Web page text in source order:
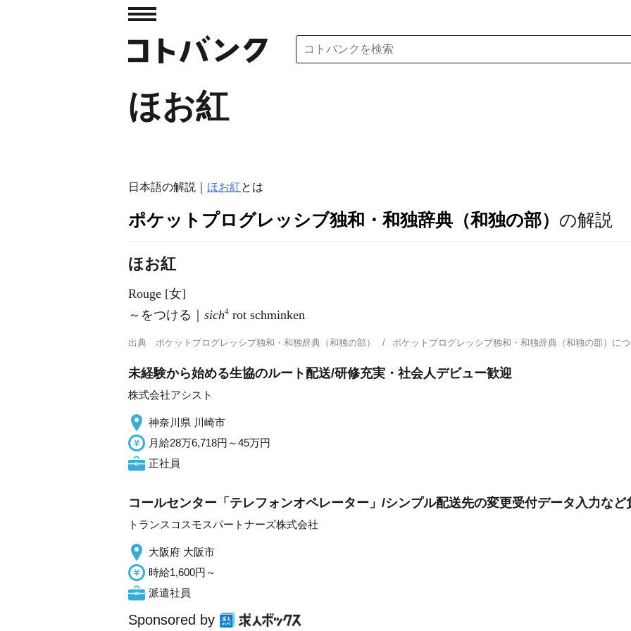
ほお紅
日本語の解説｜ ほお紅とは
ポケットプログレッシブ独和・和独辞典（和独の部） の解説
ほお紅
Rouge [女]
～をつける｜ sich4 rot schminken
出典 ポケットプログレッシブ独和・和独辞典（和独の部） ポケットプログレッシブ独和・和独辞典（和独の部）
未経験から始める生協のルート配送/研修充実・社会人デビュー歓迎
株式会社アシスト
神奈川県 川崎市
月給28万6,718円～45万円
正社員
コールセンター「テレフォンオペレーター」/シンプル配送先の変更受付データ入力など
トランスコスモスパートナーズ株式会社
大阪府 大阪市
時給1,600円～
派遣社員
Sponsored by